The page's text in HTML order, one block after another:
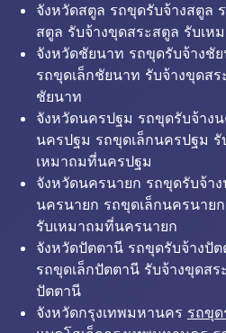
จังหวัดสตูล รถขุดรับจ้างสตูล
สตูล รับจ้างขุดสระสตูล รับเห
จังหวัดชัยนาท รถขุดรับจ้างชั
รถขุดเล็กชัยนาท รับจ้างขุดส
ชัยนาท
จังหวัดนครปฐม รถขุดรับจ้าง
นครปฐม รถขุดเล็กนครปฐม
เหมาถมที่นครปฐม
จังหวัดนครนายก รถขุดรับจ้า
นครนายก รถขุดเล็กนครนาย
รับเหมาถมที่นครนายก
จังหวัดปัตตานี รถขุดรับจ้างปั
รถขุดเล็กปัตตานี รับจ้างขุดส
ปัตตานี
จังหวัดกรุงเทพมหานคร รถขุด